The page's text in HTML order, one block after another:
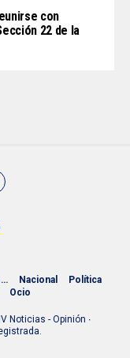
con
22 de la
Nacional
Política
Ocio
Noticias - Opinión ∙